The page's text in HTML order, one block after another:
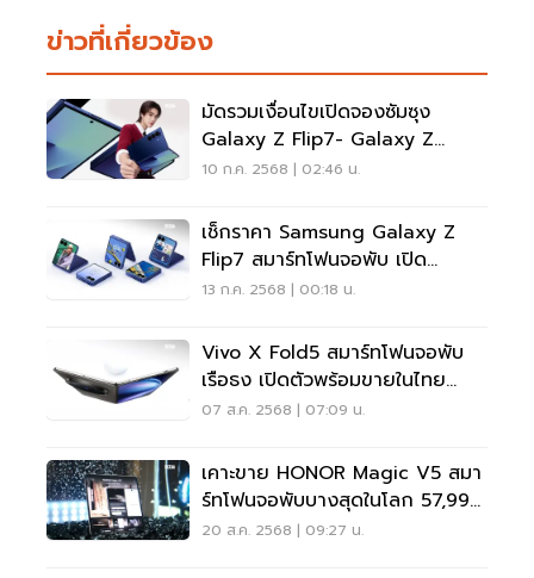
ข่าวที่เกี่ยวข้อง
มัดรวมเงื่อนไขเปิดจองซัมซุง
Galaxy Z Flip7- Galaxy Z
Fold7 ค่าย ‘AIS Vs TRUE’
10 ก.ค. 2568 | 02:46 น.
เช็กราคา Samsung Galaxy Z
Flip7 สมาร์ทโฟนจอพับ เปิด
จำหน่าย 1 ส.ค.
13 ก.ค. 2568 | 00:18 น.
Vivo X Fold5 สมาร์ทโฟนจอพับ
เรือธง เปิดตัวพร้อมขายในไทย
59,999 บาท
07 ส.ค. 2568 | 07:09 น.
เคาะขาย HONOR Magic V5 สมา
ร์ทโฟนจอพับบางสุดในโลก 57,990
บาท
20 ส.ค. 2568 | 09:27 น.